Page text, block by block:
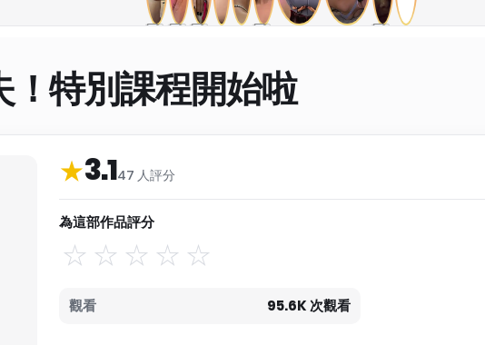
！特別課程開始啦
★3.147 人評分
為這部作品評分
觀看 95.6K 次觀看
與分類